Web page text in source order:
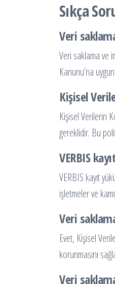
Sıkça
Veri
Veri saklama ve
Kanunu’na
Kişisel
Kişisel Verilerin
gereklidir. Bu
VERBIS
VERBIS kayıt
işletmeler ve
Veri
Evet, Kişisel
korunmasını
Veri